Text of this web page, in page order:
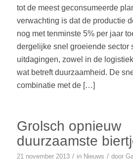
tot de meest geconsumeerde
verwachting is dat de productie
nog met tenminste 5% per jaar
dergelijke snel groeiende sector
uitdagingen, zowel in de
wat betreft duurzaamheid. De
combinatie met de […]
Grolsch opnieuw
duurzaamste
21 november 2013 / in Nieuws / door